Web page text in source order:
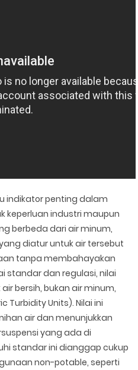
indikator penting dalam
keperluan industri maupun
berbeda dari air minum,
diatur untuk air tersebut
tanpa membahayakan
standar dan regulasi, nilai
bersih, bukan air minum,
Turbidity Units). Nilai ini
air dan menunjukkan
yang ada di
standar ini dianggap cukup
non-potable, seperti